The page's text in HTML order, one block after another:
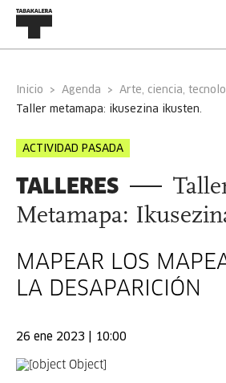
Inicio Agenda
Arte, ciencia,
taller metamapa: ikusezina ikusten.
ACTIVIDAD PASADA
TALLERES
Metamapa:
MAPEAR LOS
LA DESAPARICIÓN
26 ene 2023 | 10:00